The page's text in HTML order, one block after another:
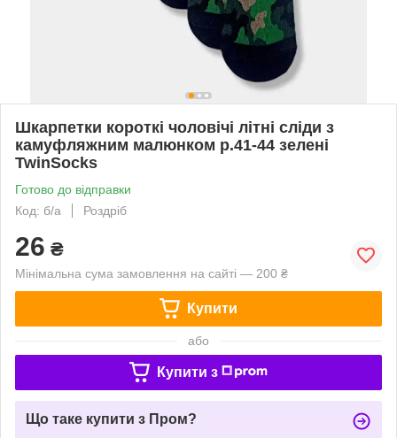
Шкарпетки короткі чоловічі літні сліди з
камуфляжним малюнком р.41-44 зелені
TwinSocks
Готово до відправки
Код: б/а
Роздріб
26 ₴
Мінімальна сума замовлення на сайті — 200 ₴
Купити
або
Купити з
Що таке купити з Пром?